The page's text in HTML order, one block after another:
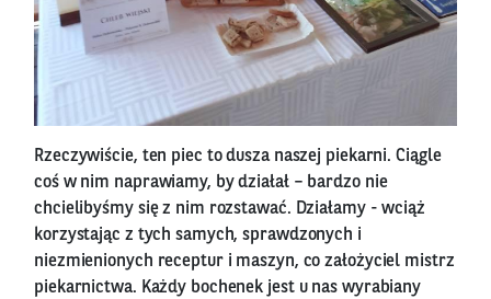
Rzeczywiście, ten piec to dusza naszej piekarni. Ciągle
coś w nim naprawiamy, by działał – bardzo nie
chcielibyśmy się z nim rozstawać. Działamy - wciąż
korzystając z tych samych, sprawdzonych i
niezmienionych receptur i maszyn, co założyciel mistrz
piekarnictwa. Każdy bochenek jest u nas wyrabiany